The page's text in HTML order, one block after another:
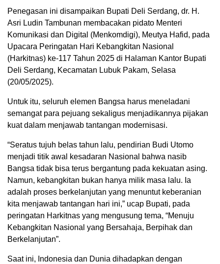
Penegasan ini disampaikan Bupati Deli Serdang, dr. H.
Asri Ludin Tambunan membacakan pidato Menteri
Komunikasi dan Digital (Menkomdigi), Meutya Hafid, pada
Upacara Peringatan Hari Kebangkitan Nasional
(Harkitnas) ke-117 Tahun 2025 di Halaman Kantor Bupati
Deli Serdang, Kecamatan Lubuk Pakam, Selasa
(20/05/2025).
Untuk itu, seluruh elemen Bangsa harus meneladani
semangat para pejuang sekaligus menjadikannya pijakan
kuat dalam menjawab tantangan modernisasi.
“Seratus tujuh belas tahun lalu, pendirian Budi Utomo
menjadi titik awal kesadaran Nasional bahwa nasib
Bangsa tidak bisa terus bergantung pada kekuatan asing.
Namun, kebangkitan bukan hanya milik masa lalu. Ia
adalah proses berkelanjutan yang menuntut keberanian
kita menjawab tantangan hari ini,” ucap Bupati, pada
peringatan Harkitnas yang mengusung tema, “Menuju
Kebangkitan Nasional yang Bersahaja, Berpihak dan
Berkelanjutan”.
Saat ini, Indonesia dan Dunia dihadapkan dengan